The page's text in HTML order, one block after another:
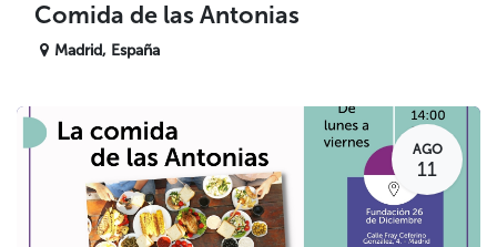
Comida de las Antonias
Madrid, España
AGO
11